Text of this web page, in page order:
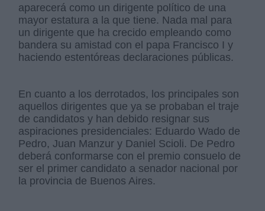
aparecerá como un dirigente político de una
mayor estatura a la que tiene. Nada mal para
un dirigente que ha crecido empleando como
bandera su amistad con el papa Francisco I y
haciendo estentóreas declaraciones públicas.
En cuanto a los derrotados, los principales son
aquellos dirigentes que ya se probaban el traje
de candidatos y han debido resignar sus
aspiraciones presidenciales: Eduardo Wado de
Pedro, Juan Manzur y Daniel Scioli. De Pedro
deberá conformarse con el premio consuelo de
ser el primer candidato a senador nacional por
la provincia de Buenos Aires.